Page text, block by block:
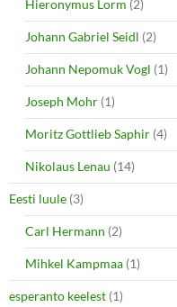
Hieronymus Lorm (2)
Johann Gabriel Seidl (2)
Johann Nepomuk Vogl (1)
Joseph Mohr (1)
Moritz Gottlieb Saphir (4)
Nikolaus Lenau (14)
Eesti luule (3)
Carl Hermann (2)
Mihkel Kampmaa (1)
esperanto keelest (1)